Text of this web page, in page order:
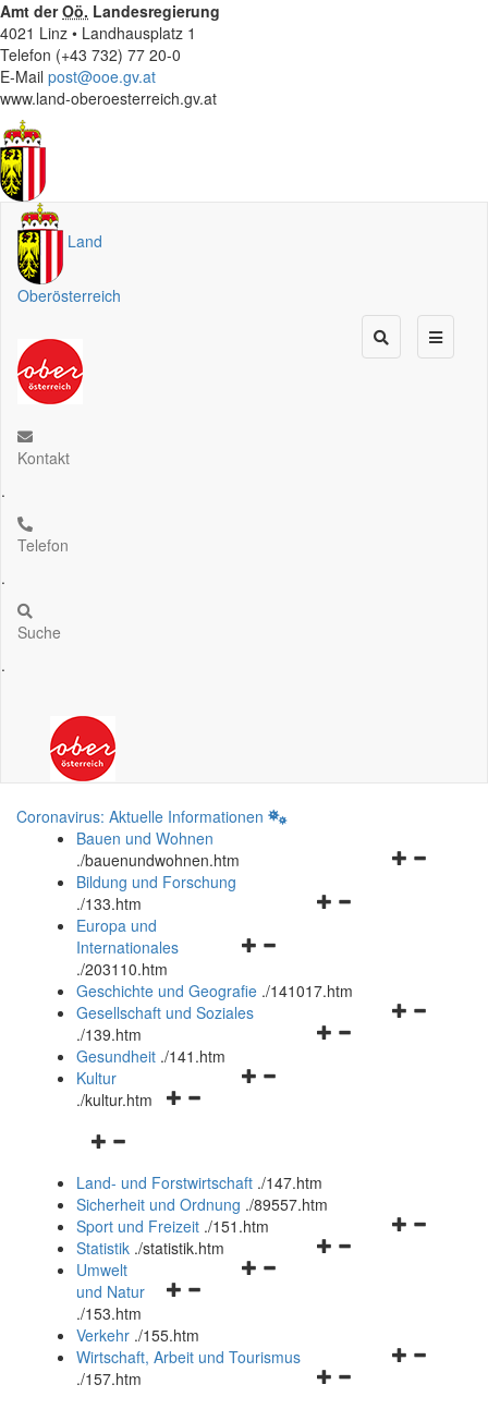
Amt derOö. Landesregierung
4021 Linz • Landhausplatz 1
Telefon (+43 732) 77 20-0
E-Mail post@ooe.gv.at
www.land-oberoesterreich.gv.at
Land
Oberösterreich
Kontakt
.
Telefon
.
Suche
.
Coronavirus: Aktuelle Informationen
Bauen und Wohnen
./bauenundwohnen.htm
Navigationsmenü
Bildung und Forschung
./133.htm
Navigationsmenü
und
schließen
Europa und
Internationales
./203110.htm
Geschichte und Geografie ./141017.htm
Navigationsmenü
Gesellschaft und Soziales
./139.htm
Navigationsmenü
Gesundheit ./141.htm
Navigationsmenü
Kultur
./kultur.htm
Navigationsmenü
und
schließen
Land- und Forstwirtschaft ./147.htm
Sicherheit und Ordnung ./89557.htm
Navigationsmenü
Sport und Freizeit ./151.htm
Navigationsmenü
Statistik ./statistik.htm
Navigationsmenü
und
schließen
Umwelt
und Natur
./153.htm
Verkehr ./155.htm
Navigationsmenü
Wirtschaft, Arbeit und Tourismus
./157.htm